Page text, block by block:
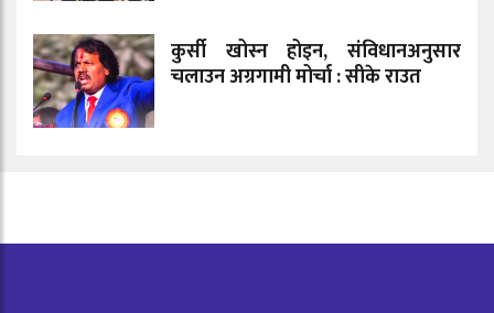
कुर्सी खोस्न होइन, संविधानअनुसार
चलाउन अग्रगामी मोर्चा : सीके राउत